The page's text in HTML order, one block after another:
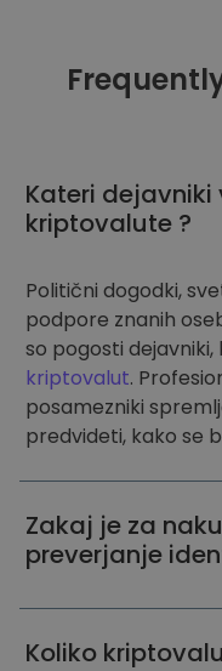
Kateri
kriptovalute ?
Politični dogodki,
podpore znanih
so pogosti dejavniki,
kriptovalut.
posamezniki
predvideti, kako se
Zakaj je za
preverjanje
Koliko